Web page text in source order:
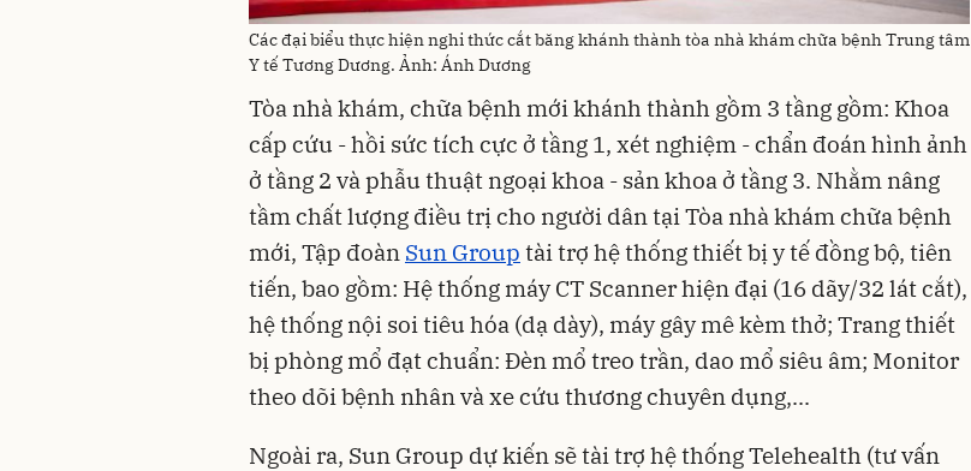
Các đại biểu thực hiện nghi thức cắt băng khánh thành tòa nhà khám chữa bệnh Trung tâm
Y tế Tương Dương. Ảnh: Ánh Dương
Tòa nhà khám, chữa bệnh mới khánh thành gồm 3 tầng gồm: Khoa
cấp cứu - hồi sức tích cực ở tầng 1, xét nghiệm - chẩn đoán hình ảnh
ở tầng 2 và phẫu thuật ngoại khoa - sản khoa ở tầng 3. Nhằm nâng
tầm chất lượng điều trị cho người dân tại Tòa nhà khám chữa bệnh
mới, Tập đoàn Sun Group tài trợ hệ thống thiết bị y tế đồng bộ, tiên
tiến, bao gồm: Hệ thống máy CT Scanner hiện đại (16 dãy/32 lát cắt),
hệ thống nội soi tiêu hóa (dạ dày), máy gây mê kèm thở; Trang thiết
bị phòng mổ đạt chuẩn: Đèn mổ treo trần, dao mổ siêu âm; Monitor
theo dõi bệnh nhân và xe cứu thương chuyên dụng,...
Ngoài ra, Sun Group dự kiến sẽ tài trợ hệ thống Telehealth (tư vấn